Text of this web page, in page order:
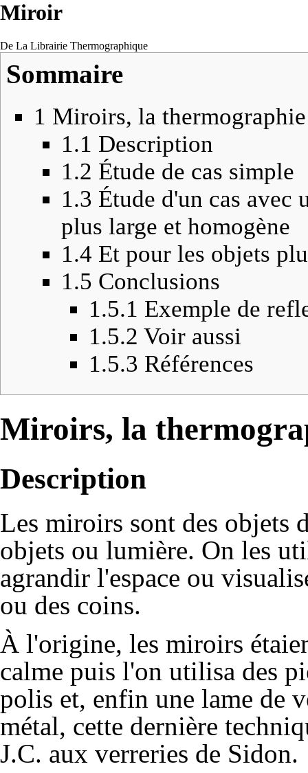
Miroir
De La Librairie Thermographique
Sommaire
1 Miroirs, la
1.1 Description
1.2 Étude de cas simple
1.3 Étude d'un cas avec
plus large et homogène
1.4 Et pour les objets
1.5 Conclusions
1.5.1 Exemple de
1.5.2 Voir aussi
1.5.3 Références
Miroirs, la
Description
Les miroirs sont des objets
objets ou lumière. On les
agrandir l'espace ou
ou des coins.
À l'origine, les miroirs
calme puis l'on utilisa des
polis et, enfin une lame de
métal, cette dernière
J.C. aux verreries de Sidon.